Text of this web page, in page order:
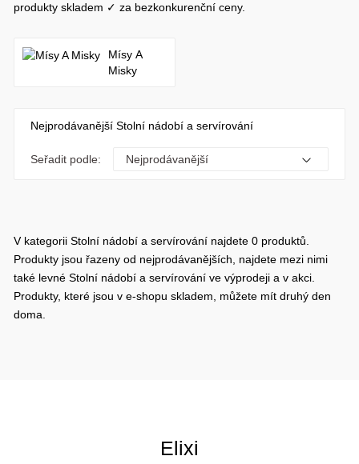
produkty skladem ✓ za bezkonkurenční ceny.
Mísy A
Misky
Nejprodávanější Stolní nádobí a servírování
Seřadit podle:
V kategorii Stolní nádobí a servírování najdete 0 produktů.
Produkty jsou řazeny od nejprodávanějších, najdete mezi nimi
také levné Stolní nádobí a servírování ve výprodeji a v akci.
Produkty, které jsou v e-shopu skladem, můžete mít druhý den
doma.
Elixi